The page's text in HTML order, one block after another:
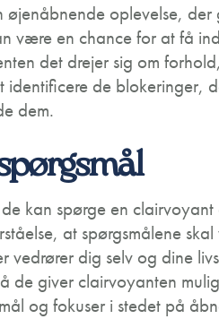
oplevelse,
være en chance for at få
det drejer sig om
de blokeringer,
dem.
kan spørge en
at spørgsmålene
vedrører dig selv og dine
de giver clairvoyanten
og fokuser i stedet på